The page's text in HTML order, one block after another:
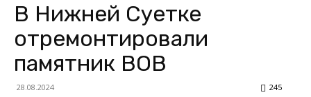
В Нижней Суетке
отремонтировали
памятник ВОВ
28.08.2024 245